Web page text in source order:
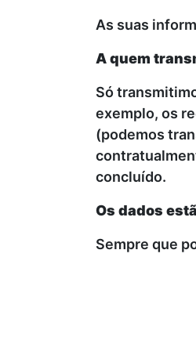
As suas
A quem
Só
exemplo, os
(podemos
concluído.
Os dados
Sempre que